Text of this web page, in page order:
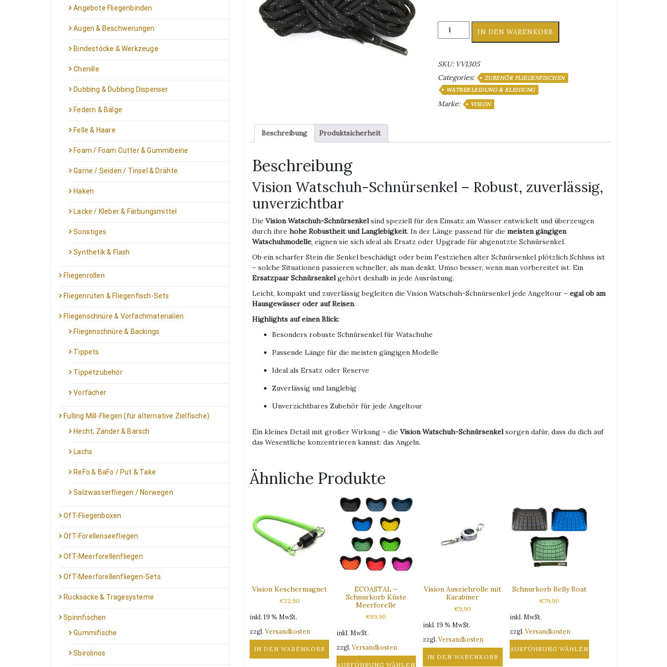
Vision
Watschuh-
IN DEN WARENKORB
SKU: VV1305
Categories:
ZUBEHÖR FLIEGENFISCHEN
WATBEKLEIDUNG & KLEIDUNG
Marke: VISION
Beschreibung Produktsicherheit
Beschreibung
Vision Watschuh-Schnürsenkel – Robust, zuverlässig,
unverzichtbar
Die Vision Watschuh-Schnürsenkelsind speziell für den Einsatz am Wasser entwickelt und überzeugen
durch ihre hohe Robustheit und Langlebigkeit. In der Länge passend für die meisten gängigen
Watschuhmodelle, eignen sie sich ideal als Ersatz oder Upgrade für abgenutzte Schnürsenkel.
Ob ein scharfer Stein die Senkel beschädigt oder beim Festziehen alter Schnürsenkel plötzlich Schluss ist
– solche Situationen passieren schneller, als man denkt. Umso besser, wenn man vorbereitet ist. Ein
Ersatzpaar Schnürsenkelgehört deshalb in jede Ausrüstung.
Leicht, kompakt und zuverlässig begleiten die Vision Watschuh-Schnürsenkel jede Angeltour – egal ob am
Hausgewässer oder auf Reisen.
Highlights auf einen Blick:
Besonders robuste Schnürsenkel für Watschuhe
Passende Länge für die meisten gängigen Modelle
Ideal als Ersatz oder Reserve
Zuverlässig und langlebig
Unverzichtbares Zubehör für jede Angeltour
Ein kleines Detail mit großer Wirkung – die Vision Watschuh-Schnürsenkelsorgen dafür, dass du dich auf
das Wesentliche konzentrieren kannst: das Angeln.
Ähnliche Produkte
Vision Keschermagnet
€22,90
inkl. 19 % MwSt.
zzgl. Versandkosten
IN DEN WARENKORB
ECOASTAL –
Schnurkorb Küste
Meerforelle
€69,90
inkl. MwSt.
zzgl. Versandkosten
AUSFÜHRUNG WÄHLEN
Vision Ausziehrolle mit
Karabiner
€9,90
inkl. 19 % MwSt.
zzgl.Versandkosten
IN DEN WARENKORB
Schnurkorb Belly Boat
€79,90
inkl. MwSt.
zzgl.Versandkosten
AUSFÜHRUNG WÄHLEN
Angebote Fliegenbinden
Augen & Beschwerungen
Bindestöcke & Werkzeuge
Chenille
Dubbing & Dubbing Dispenser
Federn & Bälge
Felle & Haare
Foam / Foam Cutter & Gummibeine
Garne / Seiden / Tinsel & Drähte
Haken
Lacke / Kleber & Färbungsmittel
Sonstiges
Synthetik & Flash
Fliegenrollen
Fliegenruten & Fliegenfisch-Sets
Fliegenschnüre & Vorfachmaterialien
Fliegenschnüre & Backings
Tippets
Tippetzubehör
Vorfächer
Fulling Mill-Fliegen (für alternative Zielfische)
Hecht, Zander & Barsch
Lachs
ReFo & BaFo / Put & Take
Salzwasserfliegen / Norwegen
OfT-Fliegenboxen
OfT-Forellenseefliegen
OfT-Meerforellenfliegen
OfT-Meerforellenfliegen-Sets
Rucksäcke & Tragesysteme
Spinnfischen
Gummifische
Sbirolinos